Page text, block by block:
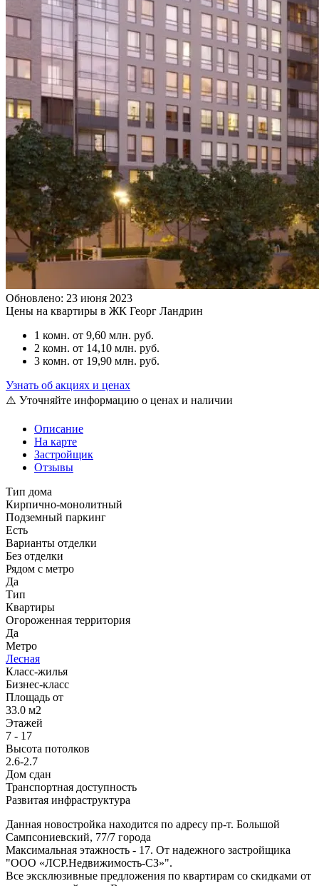
Обновлено: 23 июня 2023
Цены на квартиры в ЖК Георг Ландрин
1 комн. от 9,60 млн. руб.
2 комн. от 14,10 млн. руб.
3 комн. от 19,90 млн. руб.
Узнать об акциях и ценах
⚠️ Уточняйте информацию о ценах и наличии
Описание
На карте
Застройщик
Отзывы
Тип дома
Кирпично-монолитный
Подземный паркинг
Есть
Варианты отделки
Без отделки
Рядом с метро
Да
Тип
Квартиры
Огороженная территория
Да
Метро
Лесная
Класс-жилья
Бизнес-класс
Площадь от
33.0 м2
Этажей
7 - 17
Высота потолков
2.6-2.7
Дом сдан
Транспортная доступность
Развитая инфраструктура
Данная новостройка находится по адресу пр-т. Большой
Сампсониевский, 77/7 города
Максимальная этажность - 17. От надежного застройщика
"ООО «ЛСР.Недвижимость-СЗ»".
Все эксклюзивные предложения по квартирам со скидками от